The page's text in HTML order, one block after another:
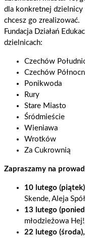
dla konkretnej
chcesz go zrealizować.
Fundacja Działań
dzielnicach:
Czechów
Czechów
Ponikwoda
Rury
Stare Miasto
Śródmieście
Wieniawa
Wrotków
Za Cukrownią
Zapraszamy na
10 lutego
Skende, Aleja
13 lutego
młodzieżowa
22 lutego